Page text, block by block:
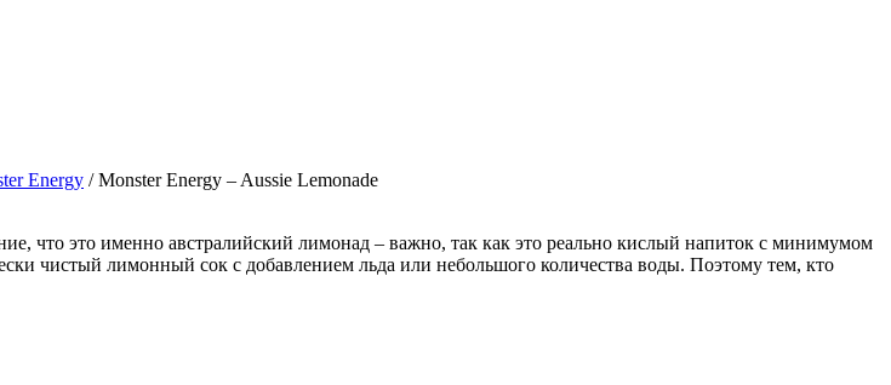
Energy / Monster Energy – Aussie Lemonade
что это именно австралийский лимонад – важно, так как это реально кислый напиток с минимумом
чистый лимонный сок с добавлением льда или небольшого количества воды. Поэтому тем, кто